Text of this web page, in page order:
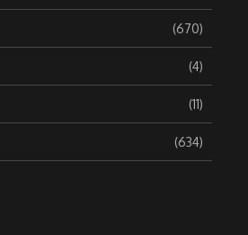
(670)
(4)
(11)
(634)